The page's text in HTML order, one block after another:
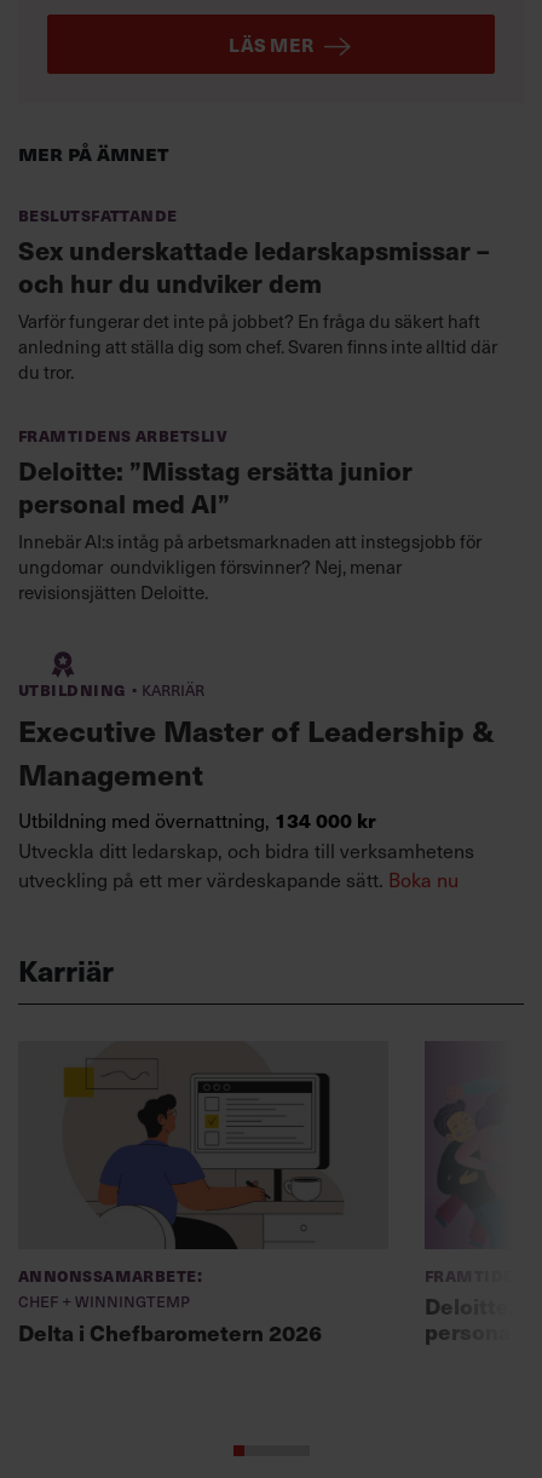
Mer på ämnet
Beslutsfattande
Sex underskattade ledarskapsmissar –
och hur du undviker dem
Varför fungerar det inte på jobbet? En fråga du säkert haft
anledning att ställa dig som chef. Svaren finns inte alltid där
du tror.
Framtidens arbetsliv
Deloitte: ”Misstag ersätta junior
personal med AI”
Innebär AI:s intåg på arbetsmarknaden att instegsjobb för
ungdomar oundvikligen försvinner? Nej, menar
revisionsjätten Deloitte.
Utbildning · Karriär
Executive Master of Leadership &
Management
Utbildning med övernattning, 134 000 kr
Utveckla ditt ledarskap, och bidra till verksamhetens
utveckling på ett mer värdeskapande sätt. Boka nu
LÄS MER
Karriär
Annonssamarbete:
Chef + Winningtemp
Delta i Chefbarometern 2026
Deloitte:
personal